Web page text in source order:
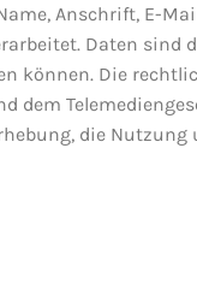
Anschrift, E-
Daten
können. Die
dem
die